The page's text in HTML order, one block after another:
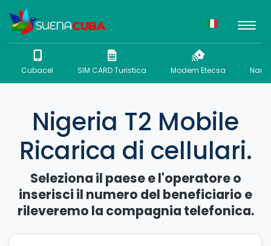
Cubacel SIM CARD Turistica Modem Etecsa
Nigeria T2 Mobile
Ricarica di cellulari.
Seleziona il paese e l'operatore o
inserisci il numero del beneficiario e
rileveremo la compagnia telefonica.